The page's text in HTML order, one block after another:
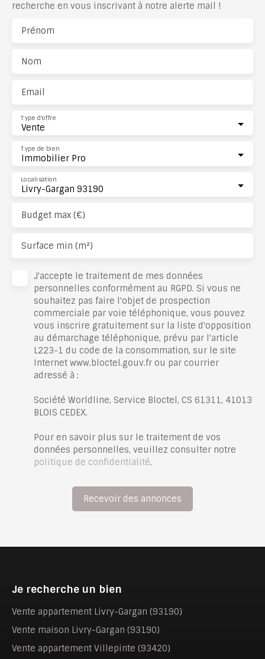
recherche en vous inscrivant à notre alerte mail !
Prénom
Nom
Email
Vente
Type d'offre
Immobilier Pro
Type de bien
Livry-Gargan 93190
Localisation
Budget max (€)
Surface min (m²)
J'accepte le traitement de mes données
personnelles conformément au RGPD. Si vous ne
souhaitez pas faire l'objet de prospection
commerciale par voie téléphonique, vous pouvez
vous inscrire gratuitement sur la liste d'opposition
au démarchage téléphonique, prévu par l'article
L223-1 du code de la consommation, sur le site
Internet www.bloctel.gouv.fr ou par courrier
adressé à :
Société Worldline, Service Bloctel, CS 61311, 41013
BLOIS CEDEX.
Pour en savoir plus sur le traitement de vos
données personnelles, veuillez consulter notre
politique de confidentialité.
Recevoir des annonces
Je recherche un bien
Vente appartement Livry-Gargan (93190)
Vente maison Livry-Gargan (93190)
Vente appartement Villepinte (93420)